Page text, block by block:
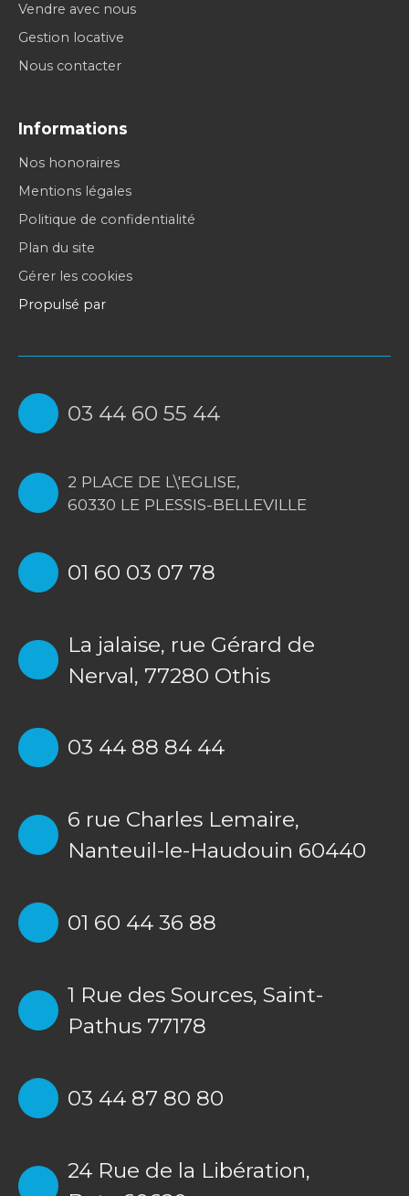
Vendre avec nous
Gestion locative
Nous contacter
Informations
Nos honoraires
Mentions légales
Politique de confidentialité
Plan du site
Gérer les cookies
Propulsé par
03 44 60 55 44
2 PLACE DE L\'EGLISE,
60330 LE PLESSIS-BELLEVILLE
01 60 03 07 78
La jalaise, rue Gérard de
Nerval, 77280 Othis
03 44 88 84 44
6 rue Charles Lemaire,
Nanteuil-le-Haudouin 60440
01 60 44 36 88
1 Rue des Sources, Saint-
Pathus 77178
03 44 87 80 80
24 Rue de la Libération,